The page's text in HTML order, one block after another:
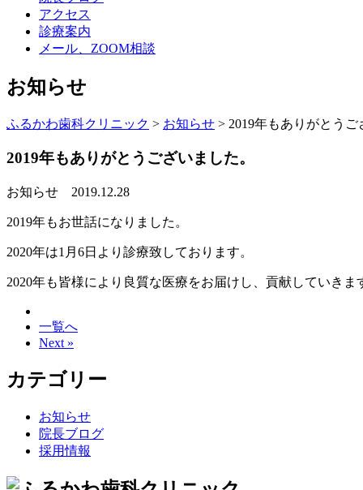
アクセス
診療案内
メール、ZOOM相談
お知らせ
ふるかわ歯科クリニック > お知らせ > 2019年もありがとうご
2019年もありがとうございました。
お知らせ 2019.12.28
2019年もお世話になりました。
2020年は1月6日より診療致しております。
2020年も皆様により良質な医療をお届けし、貢献していきま
一覧へ
Next »
カテゴリー
お知らせ
院長ブログ
採用情報